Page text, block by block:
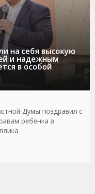
на себя высокую
и надежным
в особой
Думы поздравил с
ребенка в